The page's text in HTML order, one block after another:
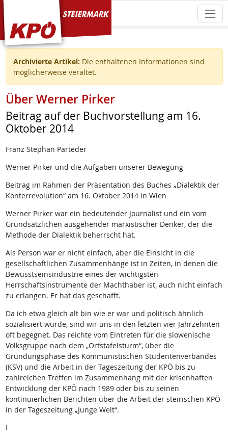
KPÖ Steiermark
Archivierte Artikel: Die enthaltenen Informationen sind
möglicherweise veraltet.
Über Werner Pirker
Beitrag auf der Buchvorstellung am 16.
Oktober 2014
Franz Stephan Parteder
Werner Pirker und die Aufgaben unserer Bewegung
Beitrag im Rahmen der Präsentation des Buches „Dialektik der
Konterrevolution“ am 16. Oktober 2014 in Wien
Werner Pirker war ein bedeutender Journalist und ein vom
Grundsätzlichen ausgehender marxistischer Denker, der die
Methode der Dialektik beherrscht hat.
Als Person war er nicht einfach, aber die Einsicht in die
gesellschaftlichen Zusammenhänge ist in Zeiten, in denen die
Bewusstseinsindustrie eines der wichtigsten
Herrschaftsinstrumente der Machthaber ist, auch nicht einfach
zu erlangen. Er hat das geschafft.
Da ich etwa gleich alt bin wie er war und politisch ähnlich
sozialisiert wurde, sind wir uns in den letzten vier Jahrzehnten
oft begegnet. Das reichte vom Eintreten für die slowenische
Volksgruppe nach dem „Ortstafelsturm“, über die
Gründungsphase des Kommunistischen Studentenverbandes
(KSV) und die Arbeit in der Tageszeitung der KPÖ bis zu
zahlreichen Treffen im Zusammenhang mit der krisenhaften
Entwicklung der KPÖ nach 1989 oder bis zu seinen
kontinuierlichen Berichten über die Arbeit der steirischen KPÖ
in der Tageszeitung „Junge Welt“.
I